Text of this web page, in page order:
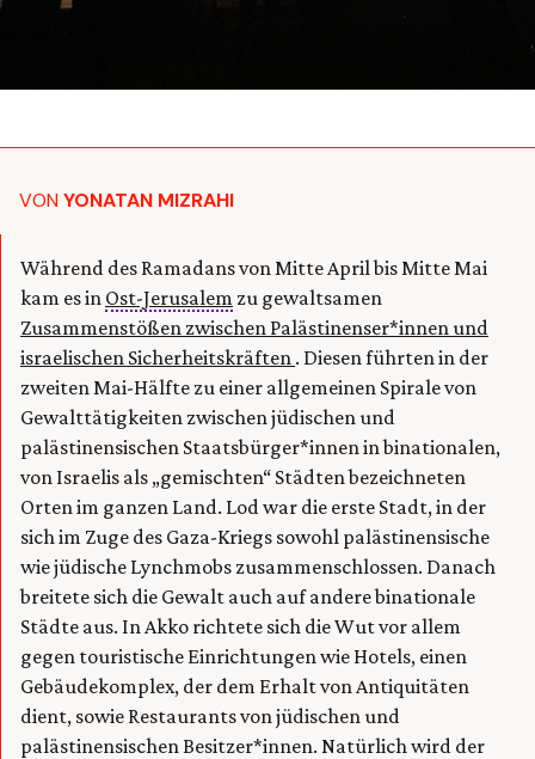
VONYONATAN MIZRAHI
Während des Ramadans von Mitte April bis Mitte Mai
kam es in Ost-Jerusalem zu gewaltsamen
Zusammenstößen zwischen Palästinenser*innen und
israelischen Sicherheitskräften . Diesen führten in der
zweiten Mai-Hälfte zu einer allgemeinen Spirale von
Gewalttätigkeiten zwischen jüdischen und
palästinensischen Staatsbürger*innen in binationalen,
von Israelis als „gemischten“ Städten bezeichneten
Orten im ganzen Land. Lod war die erste Stadt, in der
sich im Zuge des Gaza-Kriegs sowohl palästinensische
wie jüdische Lynchmobs zusammenschlossen. Danach
breitete sich die Gewalt auch auf andere binationale
Städte aus. In Akko richtete sich die Wut vor allem
gegen touristische Einrichtungen wie Hotels, einen
Gebäudekomplex, der dem Erhalt von Antiquitäten
dient, sowie Restaurants von jüdischen und
palästinensischen Besitzer*innen. Natürlich wird der